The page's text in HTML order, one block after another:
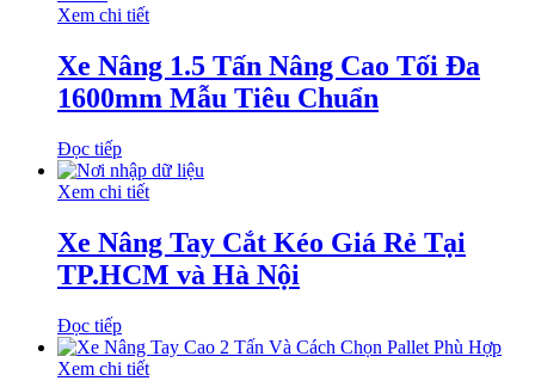
Xem chi tiết
Xe Nâng 1.5 Tấn Nâng Cao Tối Đa
1600mm Mẫu Tiêu Chuẩn
Đọc tiếp
Xem chi tiết
Xe Nâng Tay Cắt Kéo Giá Rẻ Tại
TP.HCM và Hà Nội
Đọc tiếp
Xem chi tiết